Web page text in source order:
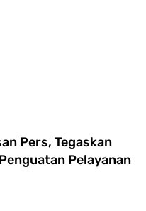
Pers, Tegaskan
Pelayanan